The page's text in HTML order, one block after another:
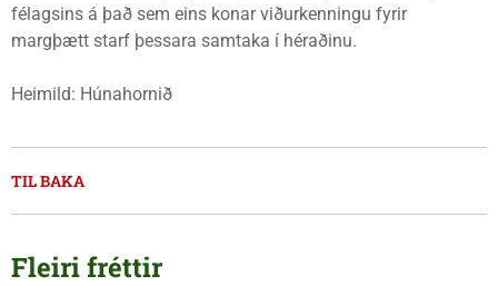
félagsins á það sem eins konar viðurkenningu fyrir
margþætt starf þessara samtaka í héraðinu.
Heimild: Húnahornið
TIL BAKA
Fleiri fréttir